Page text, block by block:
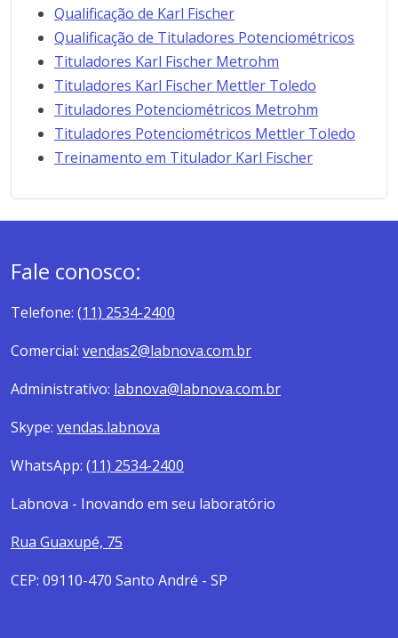
Qualificação de Karl Fischer
Qualificação de Tituladores Potenciométricos
Tituladores Karl Fischer Metrohm
Tituladores Karl Fischer Mettler Toledo
Tituladores Potenciométricos Metrohm
Tituladores Potenciométricos Mettler Toledo
Treinamento em Titulador Karl Fischer
Fale conosco:
Telefone: (11) 2534-2400
Comercial: vendas2@labnova.com.br
Administrativo: labnova@labnova.com.br
Skype: vendas.labnova
WhatsApp: (11) 2534-2400
Labnova - Inovando em seu laboratório
Rua Guaxupé, 75
CEP: 09110-470 Santo André - SP